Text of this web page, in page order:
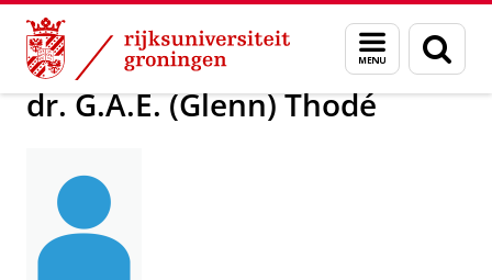
Skip
Content
Skip
Navigation
Menu
en
zoeken
Over ons dr. G.A.E. (Glenn) Thodé
dr. G.A.E. (Glenn) Thodé